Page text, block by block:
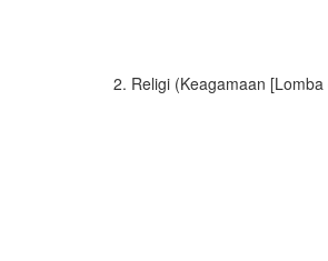
2. Religi (Keagamaan